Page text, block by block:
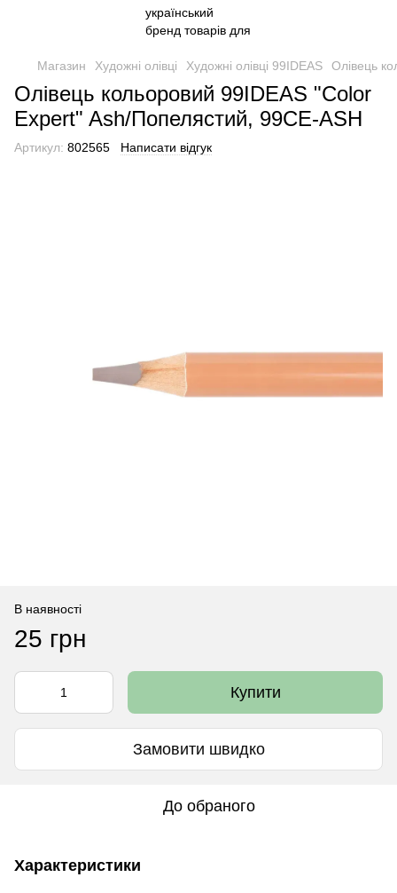
Магазин Художні олівці Художні олівці 99IDEAS Олівець
Олівець кольоровий 99IDEAS "Color
Expert" Ash/Попелястий, 99CE-ASH
Артикул: 802565 Написати відгук
В наявності
25 грн
Купити
Замовити швидко
До обраного
Характеристики